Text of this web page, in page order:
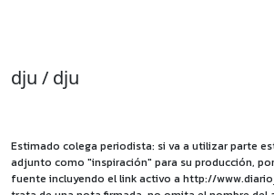
dju / dju
Estimado colega periodista: si va a utilizar parte
adjunto como "inspiración" para su producción,
fuente incluyendo el link activo a http://